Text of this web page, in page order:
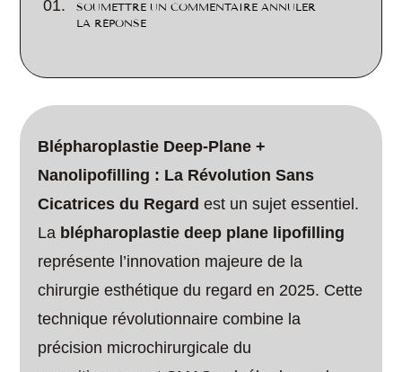
SOUMETTRE UN COMMENTAIRE ANNULER
LA RÉPONSE
Blépharoplastie Deep-Plane +
Nanolipofilling : La Révolution Sans
Cicatrices du Regard est un sujet essentiel.
La blépharoplastie deep plane lipofilling
représente l’innovation majeure de la
chirurgie esthétique du regard en 2025. Cette
technique révolutionnaire combine la
précision microchirurgicale du